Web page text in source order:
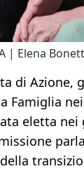
| Elena
di Azione,
Famiglia
eletta